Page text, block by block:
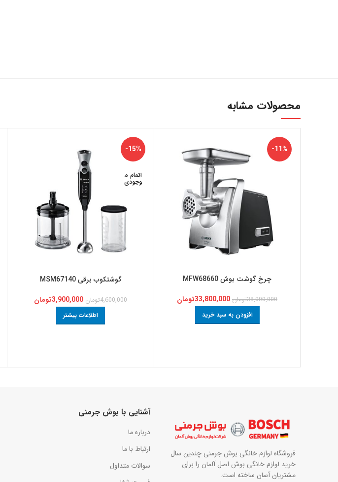
محصولات مشابه
-11%
چرخ گوشت بوش MFW68660
38,000,000تومان 33,800,000تومان
افزودن به سبد خرید
-15%
اتمام م
وجودی
گوشتکوب برقی MSM67140
4,600,000تومان 3,900,000تومان
اطلاعات بیشتر
فروشگاه لوازم خانگی بوش جرمنی چندین سال
خرید لوازم خانگی بوش اصل آلمان را برای
مشتریان آسان ساخته است.
آشنایی با بوش جرمنی
درباره ما
ارتباط با ما
سوالات متداول
...